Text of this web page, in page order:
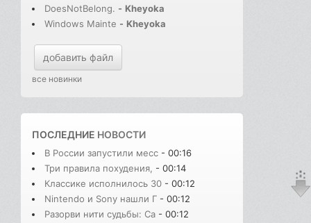
DoesNotBelong. - Kheyoka
Windows Mainte - Kheyoka
добавить файл
все новинки
ПОСЛЕДНИЕ НОВОСТИ
В России запустили месс - 00:16
Три правила похудения, - 00:14
Классике исполнилось 30 - 00:12
Nintendo и Sony нашли Г - 00:12
Разорви нити судьбы: Сa - 00:12